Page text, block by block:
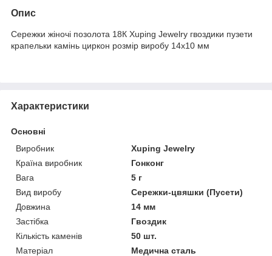
Опис
Сережки жіночі позолота 18К Xuping Jewelry гвоздики пузети
крапельки камінь циркон розмір виробу 14х10 мм
Характеристики
Основні
Виробник
Xuping Jewelry
Країна виробник
Гонконг
Вага
5 г
Вид виробу
Сережки-цвяшки (Пусети)
Довжина
14 мм
Застібка
Гвоздик
Кількість каменів
50 шт.
Матеріал
Медична сталь